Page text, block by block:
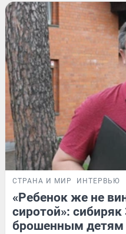
СТРАНА И МИР ИНТЕРВЬЮ
«Ребенок же не
сиротой»:
брошенным детям